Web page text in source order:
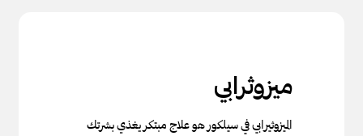
ميزوثرابي
الميزوثيرابي في سيلكور هو علاج مبتكر يغذي بشرتك